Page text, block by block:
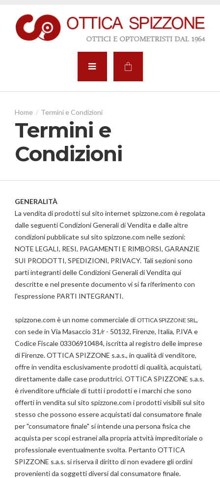
Termini e Condizioni
Termini e
Condizioni
GENERALITÀ
La vendita di prodotti sul sito internet spizzone.com è regolata
dalle seguenti Condizioni Generali di Vendita e dalle altre
condizioni pubblicate sul sito spizzone.com nelle sezioni:
NOTE LEGALI, RESI, PAGAMENTI E RIMBORSI, GARANZIE
SUI PRODOTTI, SPEDIZIONI, PRIVACY. Tali sezioni sono
parti integranti delle Condizioni Generali di Vendita qui
descritte e nel presente documento vi si fa riferimento con
l'espressione PARTI INTEGRANTI.
spizzone.com è un nome commerciale di OTTICA SPIZZONE SRL,
con sede in Via Masaccio 31/r - 50132, Firenze, Italia, P.IVA e
Codice Fiscale 03306910484, iscritta al registro delle imprese
di Firenze. OTTICA SPIZZONE s.a.s., in qualità di venditore,
offre in vendita esclusivamente prodotti di qualità, acquistati,
direttamente dalle case produttrici. OTTICA SPIZZONE s.a.s.
è rivenditore ufficiale di tutti i prodotti e i marchi che sono
offerti in vendita sul sito spizzone.com i prodotti visibili sul sito
stesso che possono essere acquistati dal consumatore finale
per "consumatore finale" si intende una persona fisica che
acquista per scopi estranei alla propria attvità impreditoriale o
professionale eventualmente svolta. Pertanto OTTICA
SPIZZONE s.a.s. si riserva il diritto di non evadere gli ordini
provenienti da soggetti diversi dal consumatore finale.